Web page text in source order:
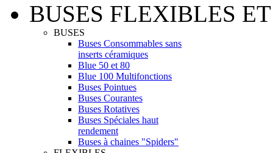
BUSES FLEXIBLES
BUSES
Buses Consommables sans
inserts céramiques
Blue 50 et 80
Blue 100 Multifonctions
Buses Pointues
Buses Courantes
Buses Rotatives
Buses Spéciales haut
rendement
Buses à chaines "Spiders"